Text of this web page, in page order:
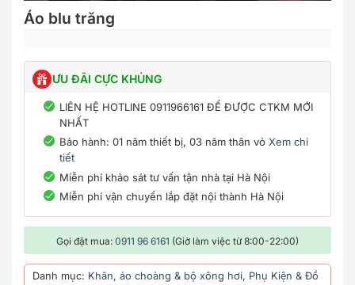
Áo blu trăng
ƯU ĐÃI CỰC KHỦNG
LIÊN HỆ HOTLINE 0911966161 ĐỂ ĐƯỢC CTKM MỚI
NHẤT
Bảo hành: 01 năm thiết bị, 03 năm thân vỏ Xem chi
tiết
Miễn phí khảo sát tư vấn tận nhà tại Hà Nội
Miễn phí vận chuyển lắp đặt nội thành Hà Nội
Gọi đặt mua: 0911 96 6161 (Giờ làm việc từ 8:00-22:00)
Danh mục: Khăn, áo choàng & bộ xông hơi, Phụ Kiện & Đồ